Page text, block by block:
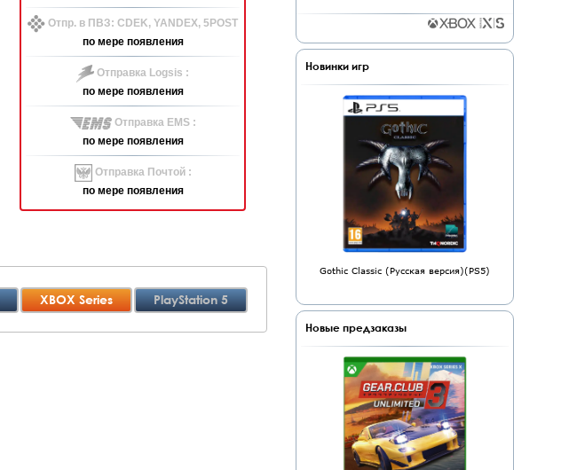
Отпр. в ПВЗ: CDEK, YANDEX, 5POST
по мере появления
Отправка Logsis :
по мере появления
Отправка EMS :
по мере появления
Отправка Почтой :
по мере появления
XBOX Series PlayStation 5
Новинки игр
Gothic Classic (Русская версия)(PS5)
Новые предзаказы